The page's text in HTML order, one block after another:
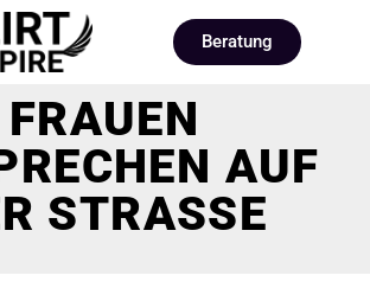
Beratung
FRAUEN
AUF
STRASSE